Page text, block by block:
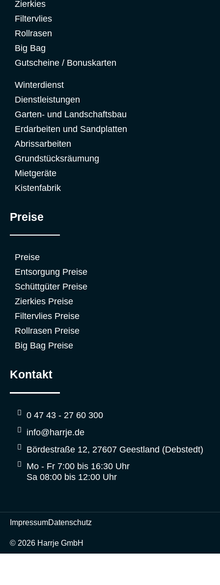
Zierkies
Filtervlies
Rollrasen
Big Bag
Gutscheine / Bonuskarten
Winterdienst
Dienstleistungen
Garten- und Landschaftsbau
Erdarbeiten und Sandplatten
Abrissarbeiten
Grundstücksräumung
Mietgeräte
Kistenfabrik
Preise
Preise
Entsorgung Preise
Schüttgüter Preise
Zierkies Preise
Filtervlies Preise
Rollrasen Preise
Big Bag Preise
Kontakt
0 47 43 - 27 60 300
info@harrje.de
Bördestraße 12, 27607 Geestland (Debstedt)
Mo - Fr 7:00 bis 16:30 Uhr
Sa 08:00 bis 12:00 Uhr
© 2026 Harrje GmbH
ImpressumDatenschutz